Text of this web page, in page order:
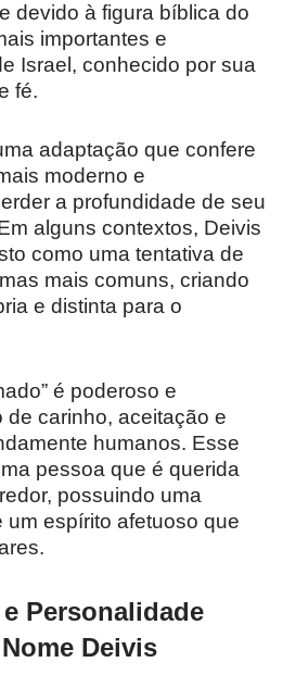
devido à figura bíblica do
importantes e
Israel, conhecido por sua
fé.
adaptação que confere
moderno e
a profundidade de seu
alguns contextos, Deivis
como uma tentativa de
mais comuns, criando
e distinta para o
é poderoso e
carinho, aceitação e
humanos. Esse
pessoa que é querida
possuindo uma
um espírito afetuoso que
Personalidade
Deivis